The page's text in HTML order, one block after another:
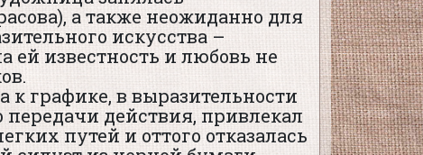
а также неожиданно для
искусства –
ей известность и любовь не
к графике, в выразительности
передачи действия, привлекал
путей и оттого отказалась